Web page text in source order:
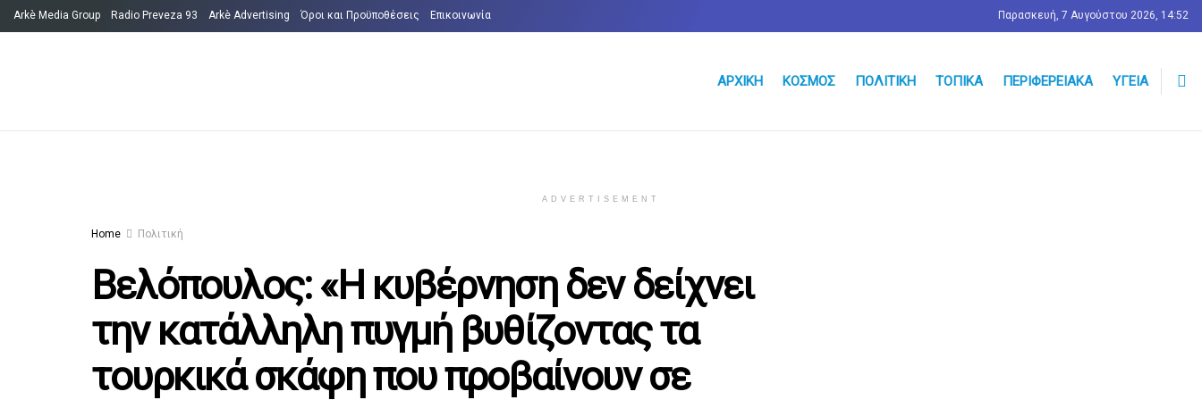
Arkè Media Group Radio Preveza 93 Arkè Advertising Όροι και Προϋποθέσεις Επικοινωνία Παρασκευή, 7 Αυγούστου 2026, 14:52
ΑΡΧΙΚΉ ΚΌΣΜΟΣ ΠΟΛΙΤΙΚΉ ΤΟΠΙΚΆ ΠΕΡΙΦΕΡΕΙΑΚΆ ΥΓΕΊΑ
ADVERTISEMENT
Home Πολιτική
Βελόπουλος: «Η κυβέρνηση δεν δείχνει
την κατάλληλη πυγμή βυθίζοντας τα
τουρκικά σκάφη που προβαίνουν σε